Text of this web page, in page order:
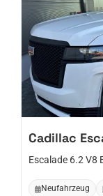
Cadillac
Escalade 6.2 V8
Neufahrzeug